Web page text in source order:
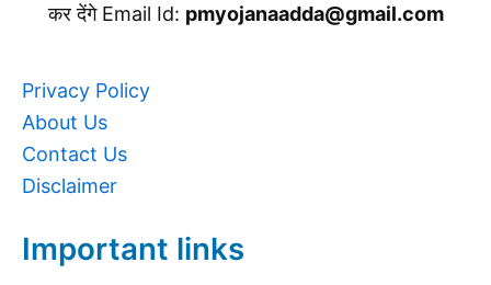
कर देंगे Email Id: pmyojanaadda@gmail.com
Privacy Policy
About Us
Contact Us
Disclaimer
Important links